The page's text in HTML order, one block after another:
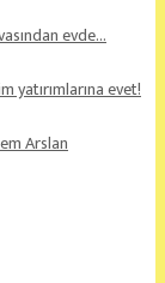
evde…
yatırımlarına evet!
Arslan